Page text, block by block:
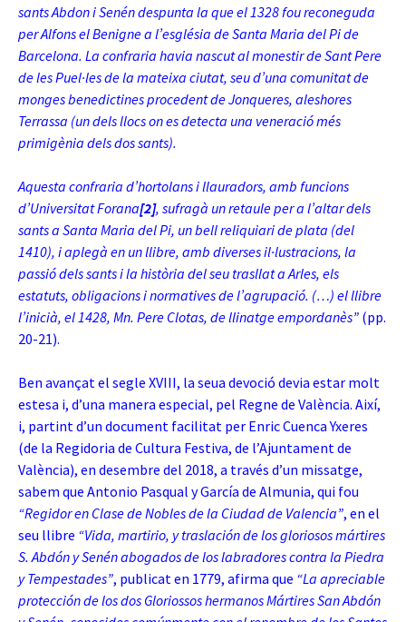
sants Abdon i Senén despunta la que el 1328 fou reconeguda
per Alfons el Benigne a l’església de Santa Maria del Pi de
Barcelona. La confraria havia nascut al monestir de Sant Pere
de les Puel·les de la mateixa ciutat, seu d’una comunitat de
monges benedictines procedent de Jonqueres, aleshores
Terrassa (un dels llocs on es detecta una veneració més
primigènia dels dos sants).
Aquesta confraria d’hortolans i llauradors, amb funcions
d’Universitat Forana[2], sufragà un retaule per a l’altar dels
sants a Santa Maria del Pi, un bell reliquiari de plata (del
1410), i aplegà en un llibre, amb diverses il·lustracions, la
passió dels sants i la història del seu trasllat a Arles, els
estatuts, obligacions i normatives de l’agrupació. (…) el llibre
l’inicià, el 1428, Mn. Pere Clotas, de llinatge empordanès” (pp.
20-21).
Ben avançat el segle XVIII, la seua devoció devia estar molt
estesa i, d’una manera especial, pel Regne de València. Així,
i, partint d’un document facilitat per Enric Cuenca Yxeres
(de la Regidoria de Cultura Festiva, de l’Ajuntament de
València), en desembre del 2018, a través d’un missatge,
sabem que Antonio Pasqual y García de Almunia, qui fou
“Regidor en Clase de Nobles de la Ciudad de Valencia”, en el
seu llibre “Vida, martirio, y traslación de los gloriosos mártires
S. Abdón y Senén abogados de los labradores contra la Piedra
y Tempestades”, publicat en 1779, afirma que “La apreciable
protección de los dos Gloriossos hermanos Mártires San Abdón